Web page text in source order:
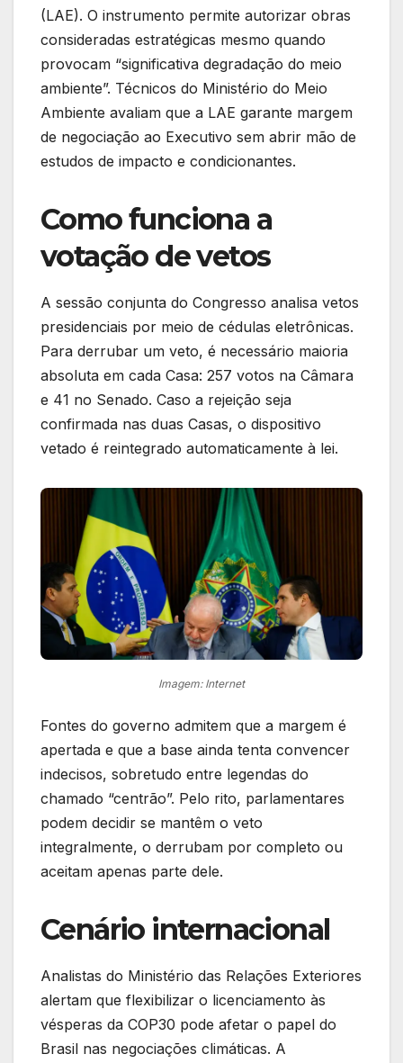
(LAE). O instrumento permite autorizar obras
consideradas estratégicas mesmo quando
provocam “significativa degradação do meio
ambiente”. Técnicos do Ministério do Meio
Ambiente avaliam que a LAE garante margem
de negociação ao Executivo sem abrir mão de
estudos de impacto e condicionantes.
Como funciona a
votação de vetos
A sessão conjunta do Congresso analisa vetos
presidenciais por meio de cédulas eletrônicas.
Para derrubar um veto, é necessário maioria
absoluta em cada Casa: 257 votos na Câmara
e 41 no Senado. Caso a rejeição seja
confirmada nas duas Casas, o dispositivo
vetado é reintegrado automaticamente à lei.
Imagem: Internet
Fontes do governo admitem que a margem é
apertada e que a base ainda tenta convencer
indecisos, sobretudo entre legendas do
chamado “centrão”. Pelo rito, parlamentares
podem decidir se mantêm o veto
integralmente, o derrubam por completo ou
aceitam apenas parte dele.
Cenário internacional
Analistas do Ministério das Relações Exteriores
alertam que flexibilizar o licenciamento às
vésperas da COP30 pode afetar o papel do
Brasil nas negociações climáticas. A